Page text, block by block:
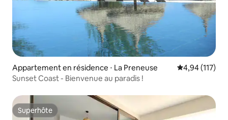
Appartement en résidence ⋅ La Preneuse Évaluation
4,94 (117)
Sunset Coast - Bienvenue au paradis !
Superhôte
Superhôte